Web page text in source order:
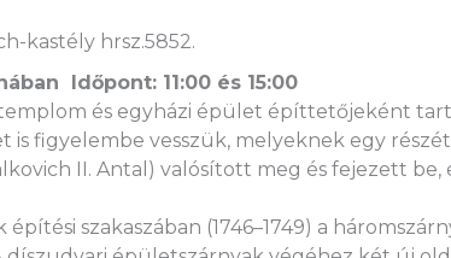
kastély hrsz.5852.
Időpont: 11:00 és 15:00
és egyházi épület építtetőjeként
is figyelembe vesszük, melyeknek egy
II. Antal) valósított meg és fejezett be,
szakaszában (1746–1749) a